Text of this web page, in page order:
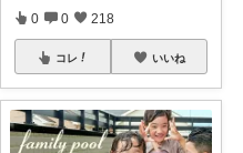
0 0 218
コレ いいね